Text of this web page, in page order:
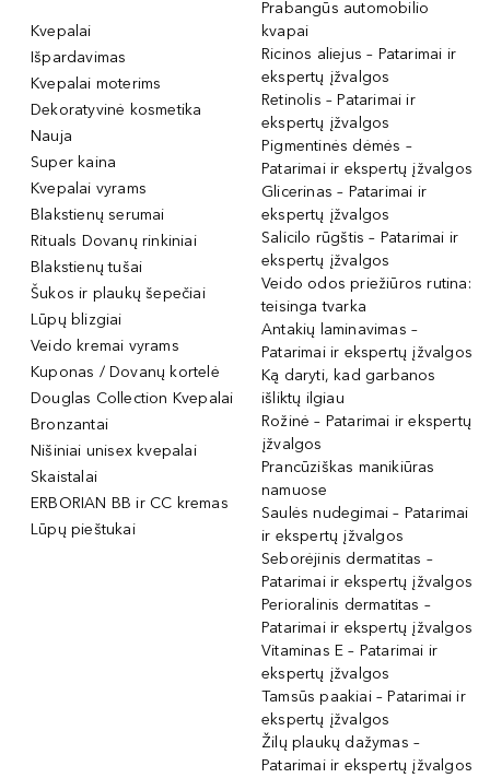
Kvepalai
Išpardavimas
Kvepalai moterims
Dekoratyvinė kosmetika
Nauja
Super kaina
Kvepalai vyrams
Blakstienų serumai
Rituals Dovanų rinkiniai
Blakstienų tušai
Šukos ir plaukų šepečiai
Lūpų blizgiai
Veido kremai vyrams
Kuponas / Dovanų kortelė
Douglas Collection Kvepalai
Bronzantai
Nišiniai unisex kvepalai
Skaistalai
ERBORIAN BB ir CC kremas
Lūpų pieštukai
Prabangūs automobilio
kvapai
Ricinos aliejus – Patarimai ir
ekspertų įžvalgos
Retinolis – Patarimai ir
ekspertų įžvalgos
Pigmentinės dėmės –
Patarimai ir ekspertų įžvalgos
Glicerinas – Patarimai ir
ekspertų įžvalgos
Salicilo rūgštis – Patarimai ir
ekspertų įžvalgos
Veido odos priežiūros rutina:
teisinga tvarka
Antakių laminavimas –
Patarimai ir ekspertų įžvalgos
Ką daryti, kad garbanos
išliktų ilgiau
Rožinė – Patarimai ir ekspertų
įžvalgos
Prancūziškas manikiūras
namuose
Saulės nudegimai – Patarimai
ir ekspertų įžvalgos
Seborėjinis dermatitas –
Patarimai ir ekspertų įžvalgos
Perioralinis dermatitas –
Patarimai ir ekspertų įžvalgos
Vitaminas E – Patarimai ir
ekspertų įžvalgos
Tamsūs paakiai – Patarimai ir
ekspertų įžvalgos
Žilų plaukų dažymas –
Patarimai ir ekspertų įžvalgos